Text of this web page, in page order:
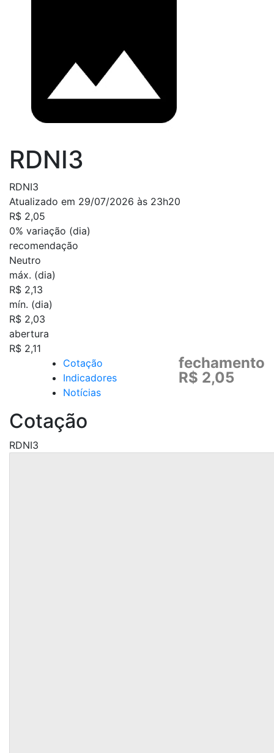
RDNI3
RDNI3
Atualizado em 29/07/2026 às 23h20
R$ 2,05
0% variação (dia)
recomendação
Neutro
máx. (dia)
R$ 2,13
mín. (dia)
R$ 2,03
abertura
R$ 2,11
fechamento
R$ 2,05
Cotação
Indicadores
Notícias
Cotação
RDNI3